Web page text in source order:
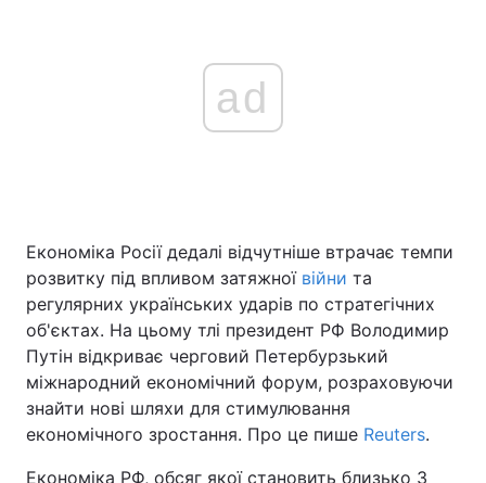
ad
Економіка Росії дедалі відчутніше втрачає темпи
розвитку під впливом затяжної війни та
регулярних українських ударів по стратегічних
об'єктах. На цьому тлі президент РФ Володимир
Путін відкриває черговий Петербурзький
міжнародний економічний форум, розраховуючи
знайти нові шляхи для стимулювання
економічного зростання. Про це пише Reuters.
Економіка РФ, обсяг якої становить близько 3